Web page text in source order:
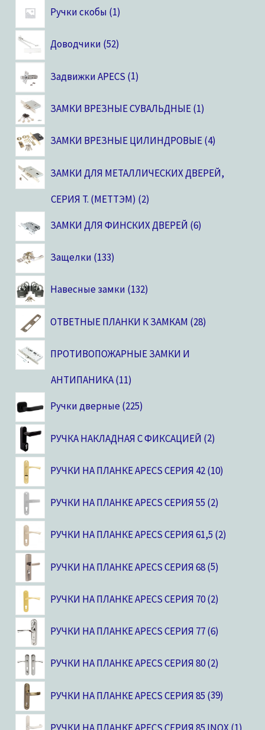
Ручки скобы 1
Доводчики 52
Задвижки APECS 1
ЗАМКИ ВРЕЗНЫЕ СУВАЛЬДНЫЕ 1
ЗАМКИ ВРЕЗНЫЕ ЦИЛИНДРОВЫЕ 4
ЗАМКИ ДЛЯ МЕТАЛЛИЧЕСКИХ ДВЕРЕЙ,
CЕРИЯ T. (МЕТТЭМ) 2
ЗАМКИ ДЛЯ ФИНСКИХ ДВЕРЕЙ 6
Защелки 133
Навесные замки 132
ОТВЕТНЫЕ ПЛАНКИ К ЗАМКАМ 28
ПРОТИВОПОЖАРНЫЕ ЗАМКИ И
АНТИПАНИКА 11
Ручки дверные 225
РУЧКА НАКЛАДНАЯ С ФИКСАЦИЕЙ 2
РУЧКИ НА ПЛАНКЕ APECS СЕРИЯ 42 10
РУЧКИ НА ПЛАНКЕ APECS СЕРИЯ 55 2
РУЧКИ НА ПЛАНКЕ APECS СЕРИЯ 61,5 2
РУЧКИ НА ПЛАНКЕ APECS СЕРИЯ 68 5
РУЧКИ НА ПЛАНКЕ APECS СЕРИЯ 70 2
РУЧКИ НА ПЛАНКЕ APECS СЕРИЯ 77 6
РУЧКИ НА ПЛАНКЕ APECS СЕРИЯ 80 2
РУЧКИ НА ПЛАНКЕ APECS СЕРИЯ 85 39